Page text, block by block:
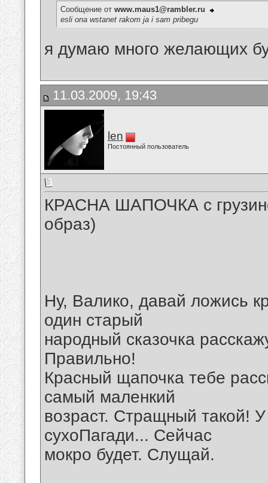
Сообщение от www.maus1@rambler.ru
esli ona wstanet rakom ja i sam pribegu
я думаю много желающих
11.03.2009, 19:43
len
Постоянный пользователь
КРАСНА ШАПОЧКА с
образ)
Ну, Валико, давай ложись
один старый
народный сказочка
Правильно!
Красный щапочка тебе
самый маленкий
возраст. Стращный такой!
сухоПагади... Сейчас
мокро будет. Слущай.